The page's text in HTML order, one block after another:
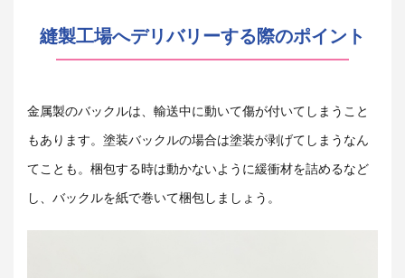
縫製工場へデリバリーする際のポイント
金属製のバックルは、輸送中に動いて傷が付いてしまうこと
もあります。塗装バックルの場合は塗装が剥げてしまうなん
てことも。梱包する時は動かないように緩衝材を詰めるなど
し、バックルを紙で巻いて梱包しましょう。